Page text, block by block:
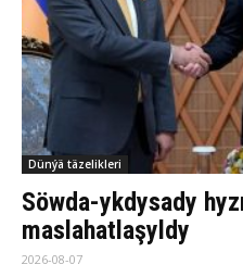
Dünýä täzelikleri
Söwda-ykdysady
maslahatlaşyldy
2026-08-07